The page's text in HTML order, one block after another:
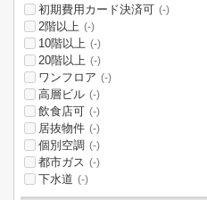
初期費用カード決済可 (-)
2階以上 (-)
10階以上 (-)
20階以上 (-)
ワンフロア (-)
高層ビル (-)
飲食店可 (-)
居抜物件 (-)
個別空調 (-)
都市ガス (-)
下水道 (-)